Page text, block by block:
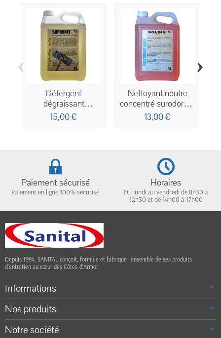
Détergent
dégraissant
concentré multi-
surfaces parfum
15,00 €
Nettoyant neutre
concentré surodorant
parfum floral 5L
13,00 €
‹ ›
Paiement sécurisé
Paiement en ligne 100% sécurisé
Horaires
Du lundi au vendredi de 8h30 à
12h30 et de 14h00 à 17h00
Depuis 1994, SANITAL conçoit, formule et fabrique l’ensemble de ses produits
d’entretien au cœur des Côtes-d’Armor.
Informations
Nos produits
Notre société